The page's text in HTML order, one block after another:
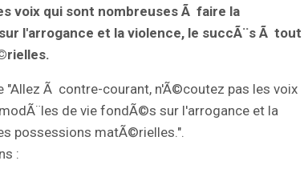
voix qui sont nombreuses Ã faire la
l'arrogance et la violence, le succÃ¨s Ã tout
"Allez Ã contre-courant, n'Ã©coutez pas les voix
de vie fondÃ©s sur l'arrogance et la
possessions matÃ©rielles.".
: